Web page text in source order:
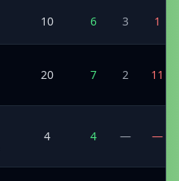
10 6 3 1
20 7 2 11
4 4 — —